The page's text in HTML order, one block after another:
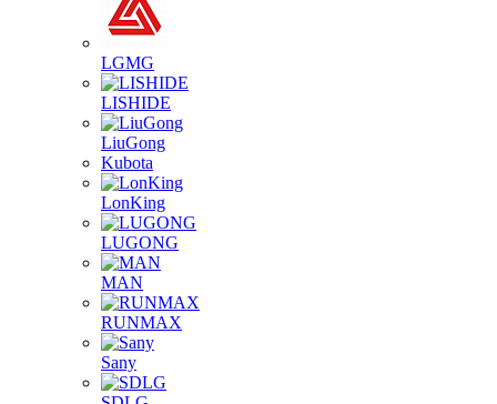
LGMG
LISHIDE
LiuGong
Kubota
LonKing
LUGONG
MAN
RUNMAX
Sany